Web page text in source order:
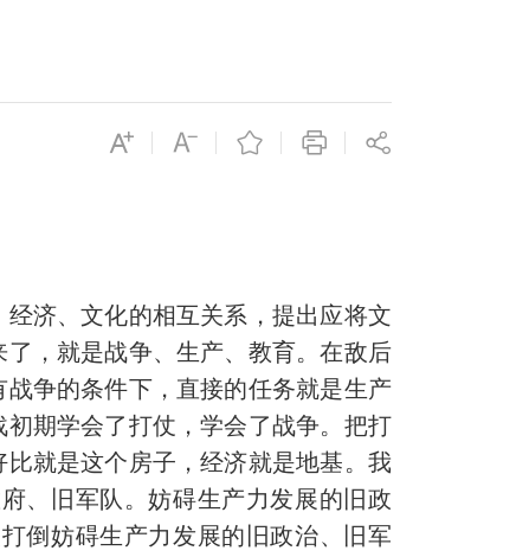
济、文化的相互关系，提出应将文
，就是战争、生产、教育。在敌后
争的条件下，直接的任务就是生产
期学会了打仗，学会了战争。把打
就是这个房子，经济就是地基。我
、旧军队。妨碍生产力发展的旧政
倒妨碍生产力发展的旧政治、旧军